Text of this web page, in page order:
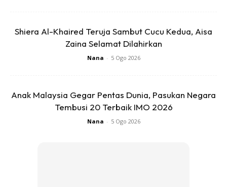
konsert Ziana Zain In The Park (2001). Dan selepas itu,
sudah jarang. Sokongannya terhadap anak-anaknya amat
kuat. Walaupun sekarang usianya sudah 84 tahun manakala
Shiera Al-Khaired Teruja Sambut Cucu Kedua, Aisa
Zaina Selamat Dilahirkan
Nana - 5 Ogo 2026
Anak Malaysia Gegar Pentas Dunia, Pasukan Negara
Tembusi 20 Terbaik IMO 2026
Nana - 5 Ogo 2026